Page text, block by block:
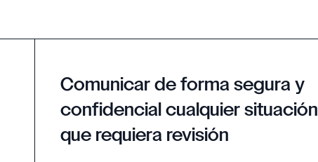
Comunicar de forma segura y
confidencial cualquier situación
que requiera revisión